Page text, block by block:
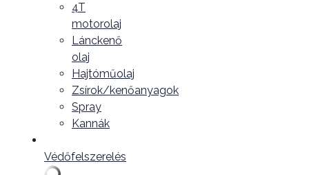
4T
motorolaj
Lánckenő
olaj
Hajtóműolaj
Zsírok/kenőanyagok
Spray
Kannák
Védőfelszerelés